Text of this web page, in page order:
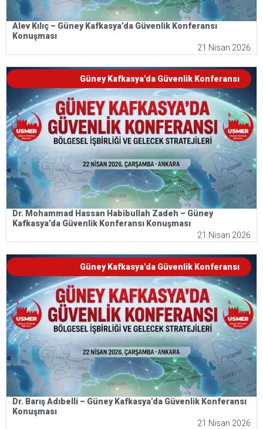
Alev Kılıç – Güney Kafkasya’da Güvenlik Konferansı
Konuşması
21 Nisan 2026
Güney Kafkasya'da Güvenlik Konferansı
Dr. Mohammad Hassan Habibullah Zadeh – Güney
Kafkasya’da Güvenlik Konferansı Konuşması
21 Nisan 2026
Güney Kafkasya'da Güvenlik Konferansı
Dr. Barış Adıbelli – Güney Kafkasya’da Güvenlik Konferansı
Konuşması
21 Nisan 2026